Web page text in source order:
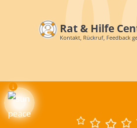
Rat & Hilfe
Kontakt, Rückruf, Feedback